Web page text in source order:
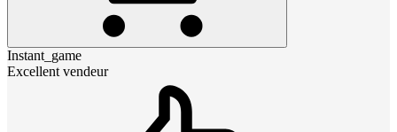
Instant_game
Excellent vendeur